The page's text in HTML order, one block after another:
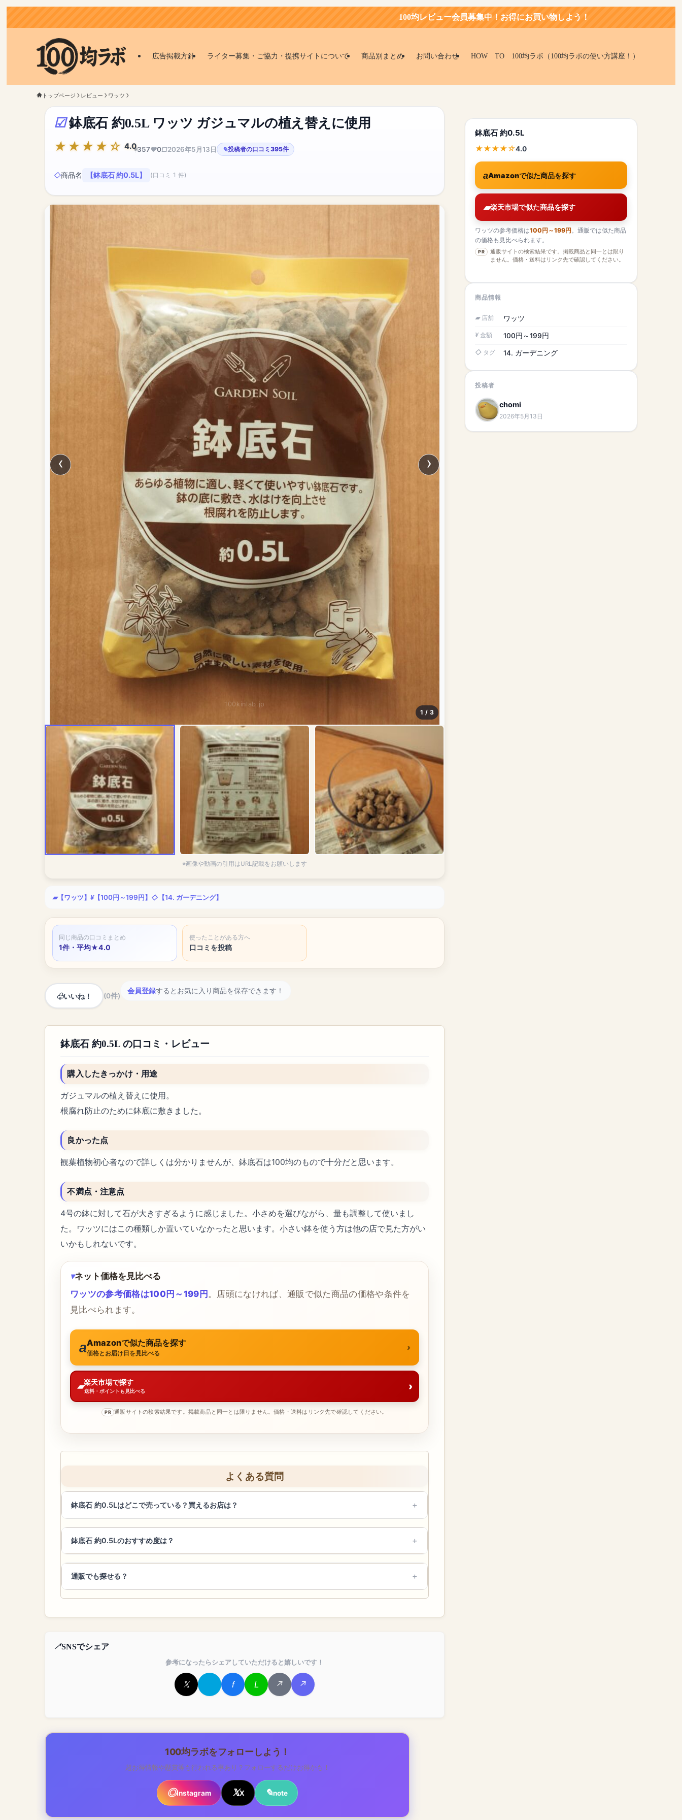
100均レビュー会員募集中！お得にお買い物しよう！
広告掲載方針 ライター募集・ご協力・提携サイトについて 商品別まとめ お問い合わせ HOW TO 100均ラボ（100均ラボの使い方講座！）
トップページ レビュー ワッツ
鉢底石 約0.5L ワッツ ガジュマルの植え替えに使用
4.0357 0 2026年5月13日 投稿者の口コミ395件
商品名 【鉢底石 約0.5L】 (口コミ 1 件)
100kinlab.jp
1 / 3
※画像や動画の引用はURL記載をお願いします
【ワッツ】 【100円～199円】 【14. ガーデニング】
同じ商品の口コミまとめ
1件・平均★4.0
使ったことがある方へ
口コミを投稿
いいね！ (0件)
会員登録するとお気に入り商品を保存できます！
鉢底石 約0.5L の口コミ・レビュー
購入したきっかけ・用途
ガジュマルの植え替えに使用。
根腐れ防止のために鉢底に敷きました。
良かった点
観葉植物初心者なので詳しくは分かりませんが、鉢底石は100均のもので十分だと思います。
不満点・注意点
4号の鉢に対して石が大きすぎるように感じました。小さめを選びながら、量も調整して使いまし
た。ワッツにはこの種類しか置いていなかったと思います。小さい鉢を使う方は他の店で見た方がい
いかもしれないです。
ネット価格を見比べる
ワッツの参考価格は100円～199円。店頭になければ、通販で似た商品の価格や条件を
見比べられます。
Amazonで似た商品を探す
価格とお届け日を見比べる
楽天市場で探す
送料・ポイントも見比べる ›
PR 通販サイトの検索結果です。掲載商品と同一とは限りません。価格・送料はリンク先で確認してください。
よくある質問
鉢底石 約0.5Lはどこで売っている？買えるお店は？
鉢底石 約0.5Lのおすすめ度は？
通販でも探せる？
SNSでシェア
参考になったらシェアしていただけると嬉しいです！
100均ラボをフォローしよう！
超お得情報や懸賞等も行われる事あり？フォローするだけお得かも！
Instagram X note
鉢底石 約0.5L
4.0
Amazonで似た商品を探す
楽天市場で似た商品を探す
ワッツの参考価格は100円～199円 。通販では似た商品
の価格も見比べられます。
PR
通販サイトの検索結果です。掲載商品と同一とは限り
ません。価格・送料はリンク先で確認してください。
商品情報
店舗 ワッツ
金額 100円～199円
タグ 14. ガーデニング
投稿者
chomi
2026年5月13日